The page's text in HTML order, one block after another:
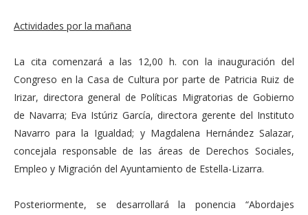
Actividades por la mañana
La cita comenzará a las 12,00 h. con la inauguración del
Congreso en la Casa de Cultura por parte de Patricia Ruiz de
Irizar, directora general de Políticas Migratorias de Gobierno
de Navarra; Eva Istúriz García, directora gerente del Instituto
Navarro para la Igualdad; y Magdalena Hernández Salazar,
concejala responsable de las áreas de Derechos Sociales,
Empleo y Migración del Ayuntamiento de Estella-Lizarra.
Posteriormente, se desarrollará la ponencia “Abordajes